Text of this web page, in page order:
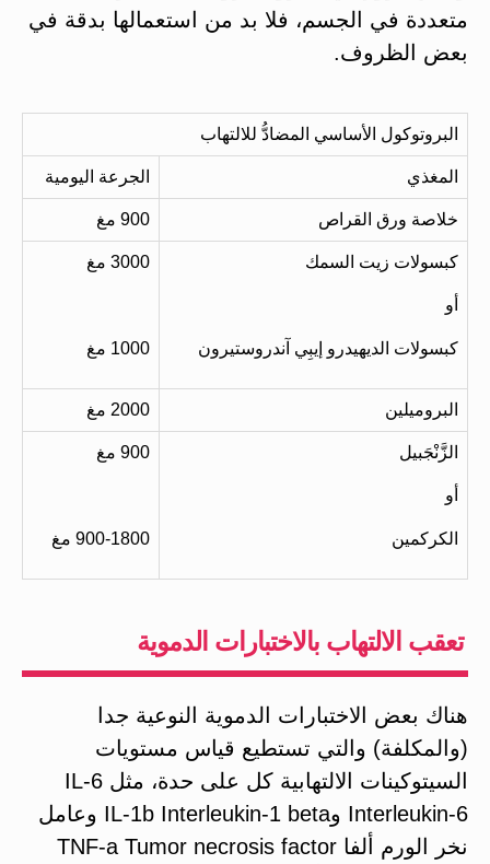
متعددة في الجسم، فلا بد من استعمالها بدقة في
بعض الظروف.
البروتوكول الأساسي المضادُّ للالتهاب
المغذي الجرعة اليومية
خلاصة ورق القراص 900 مغ
كبسولات زيت السمك
أو
كبسولات الديهيدرو إيبِي آندروستيرون
3000 مغ
1000 مغ
البروميلين 2000 مغ
الزَّنْجَبيل
أو
الكركمين
900 مغ
900-1800 مغ
تعقب الالتهاب بالاختبارات الدموية
هناك بعض الاختبارات الدموية النوعية جدا
(والمكلفة) والتي تستطيع قياس مستويات
السيتوكينات الالتهابية كل على حدة، مثل IL-6
Interleukin-6 وIL-1b Interleukin-1 beta وعامل
نخر الورم ألفا TNF-a Tumor necrosis factor